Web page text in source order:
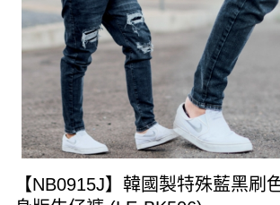
【NB0915J】韓國製特殊藍黑刷